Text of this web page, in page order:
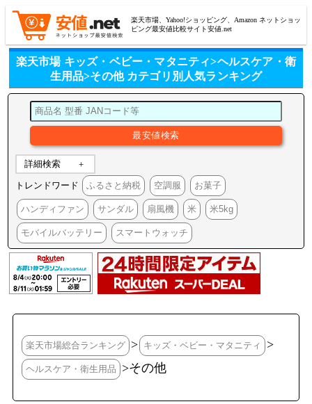
楽天市場、Yahoo!ショッピング、Amazon ネットショッ
ピング最安値比較サイト安値.net
楽天市場 キッズ・ベビー・マタニティ>ヘルスケア・衛
生用品>その他 カテゴリ別人気ランキング
詳細検索
トレンドワード ふるさと納税 空調服 お菓子
ハンディファン サンダル 扇風機 米 米5kg
モバイルバッテリー スマートウォッチ
楽天市場総合ランキング > キッズ・ベビー・マタニティ >
ヘルスケア・衛生用品 >その他